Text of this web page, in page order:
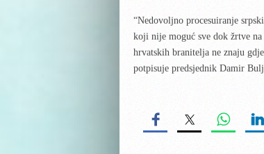
“Nedovoljno procesuiranje
koji nije moguć sve dok žrtve
hrvatskih branitelja ne znaju
potpisuje predsjednik Damir